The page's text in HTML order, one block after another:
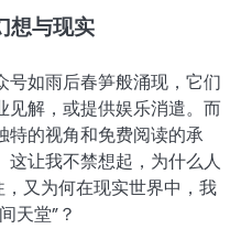
想与现实
号如雨后春笋般涌现，它们
见解，或提供娱乐消遣。而
特的视角和免费阅读的承
这让我不禁想起，为什么人
又为何在现实世界中，我
天堂”？